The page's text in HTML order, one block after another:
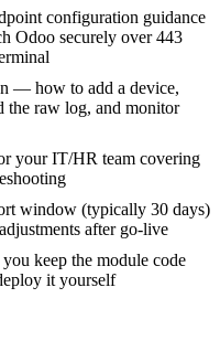
configuration guidance
Odoo securely over 443
— how to add a device,
the raw log, and monitor
your IT/HR team covering
window (typically 30 days)
after go-live
keep the module code
it yourself